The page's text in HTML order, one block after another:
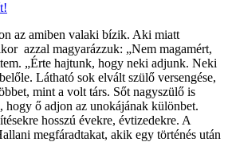
az amiben valaki bízik. Aki miatt
azzal magyarázzuk: „Nem magamért,
„Érte hajtunk, hogy neki adjunk. Neki
Látható sok elvált szülő versengése,
mint a volt társ. Sőt nagyszülő is
hogy ő adjon az unokájának különbet.
hosszú évekre, évtizedekre. A
megfáradtakat, akik egy történés után